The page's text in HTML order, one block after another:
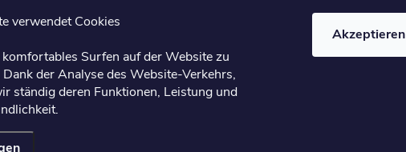
verwendet Cookies
Surfen auf der Website zu
der Analyse des Website-Verkehrs,
ständig deren Funktionen, Leistung und
Akzeptieren
Für Händler
B2B